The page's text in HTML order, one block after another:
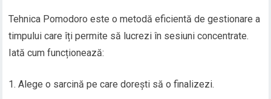
Tehnica Pomodoro este o metodă eficientă de gestionare a
timpului care îți permite să lucrezi în sesiuni concentrate.
Iată cum funcționează:
Alege o sarcină pe care dorești să o finalizezi.